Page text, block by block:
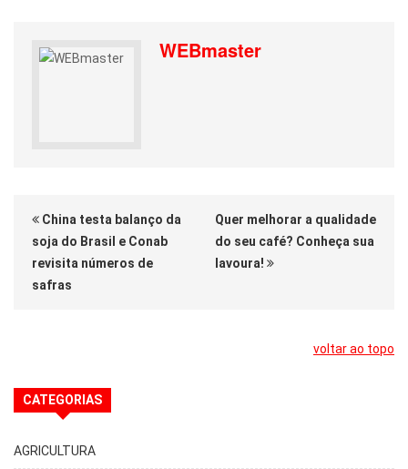
WEBmaster
China testa balanço da
soja do Brasil e Conab
revisita números de
safras
Quer melhorar a qualidade
do seu café? Conheça sua
lavoura!
voltar ao topo
CATEGORIAS
AGRICULTURA